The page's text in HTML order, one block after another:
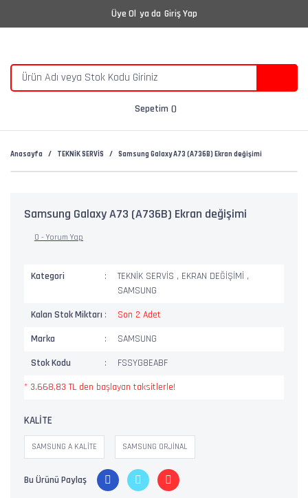
Üye Ol ya da Giriş Yap
Sepetim
Anasayfa TEKNİK SERVİS Samsung Galaxy A73 (A736B) Ekran değişimi
Samsung Galaxy A73 (A736B) Ekran değişimi
0 - Yorum Yap
Kategori TEKNİK SERVİS , EKRAN DEĞİŞİMİ ,
SAMSUNG
Kalan Stok Miktarı
Son 2 Adet
Marka
SAMSUNG
Stok Kodu
FSSYG8EABF
* 3.668,83 TL den başlayan taksitlerle!
KALİTE
SAMSUNG A KALİTE SAMSUNG ORJİNAL
Bu Ürünü Paylaş